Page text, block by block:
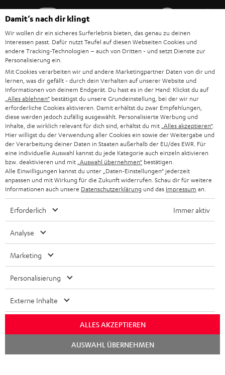
t
e
r
a
n
m
e
l
d
u
n
g
Kategorien
HEIMKINO
HEIMKINO-KOMPLETTANLAGEN
SOUNDBAR
HIFI-LAUTSPRECHER
SMART HOME
ULTIMA-SERIE
Unternehmen
SUPPORT
KARRIERE
PRESSE & MARKETING
GESCHÄFTSKUNDEN
PARTNERPROGRAMM
BLOG
NEWSLETTER
STORES
DEINE VORTEILE BEI TEUFEL
UNSER MANAGEMENT
Teufel Onlineshops
DEUTSCHLAND
ÖSTERREICH
NIEDERLANDE
BELGIEN
FRANKREICH
POLEN
Damit‘s nach dir klingt
Wir wollen dir ein sicheres Surferlebnis bieten, das genau zu deinen
Interessen passt. Dafür nutzt Teufel auf diesen Webseiten Cookies und
andere Tracking-Technologien – auch von Dritten - und setzt Dienste zur
Personalisierung ein.
Mit Cookies verarbeiten wir und andere Marketingpartner Daten von dir und
lernen, was dir gefällt - durch dein Verhalten auf unserer Website und
Informationen von deinem Endgerät. Du hast es in der Hand: Klickst du auf
„Alles ablehnen“ bestätigst du unsere Grundeinstellung, bei der wir nur
erforderliche Cookies aktivieren. Damit erhältst du zwar Empfehlungen,
diese werden jedoch zufällig ausgewählt. Personalisierte Werbung und
Inhalte, die wirklich relevant für dich sind, erhältst du mit „Alles akzeptieren“.
Hier willigst du der Verwendung aller Cookies ein sowie der Weitergabe und
der Verarbeitung deiner Daten in Staaten außerhalb der EU/des EWR. Für
eine individuelle Auswahl kannst du jede Kategorie auch einzeln aktivieren
bzw. deaktivieren und mit „Auswahl übernehmen“ bestätigen.
Alle Einwilligungen kannst du unter „Daten-Einstellungen“ jederzeit
anpassen und mit Wirkung für die Zukunft widerrufen. Schau dir für weitere
Informationen auch unsere Datenschutzerklärung und das Impressum an.
Erforderlich Immer aktiv
Analyse
Marketing
Personalisierung
Externe Inhalte
ALLES AKZEPTIEREN
AUSWAHL ÜBERNEHMEN